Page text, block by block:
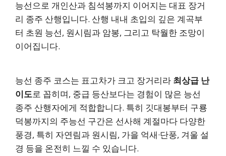
능선으로 개인산과 침석봉까지 이어지는 대표 장거
리 종주 산행입니다. 산행 내내 초입의 깊은 계곡부
터 초원 능선, 원시림과 암봉, 그리고 탁월한 조망이
이어집니다.
능선 종주 코스는 표고차가 크고 장거리라 최상급 난
이도로 꼽히며, 중급 등산보다는 경험이 많은 능선
종주 산행자에게 적합합니다. 특히 깃대봉부터 구룡
덕봉까지의 주능선 구간은 선사해 계절마다 다양한
풍경, 특히 자연림과 원시림, 가을 억새·단풍, 겨울 설
경 등을 온전히 느낄 수 있습니다.